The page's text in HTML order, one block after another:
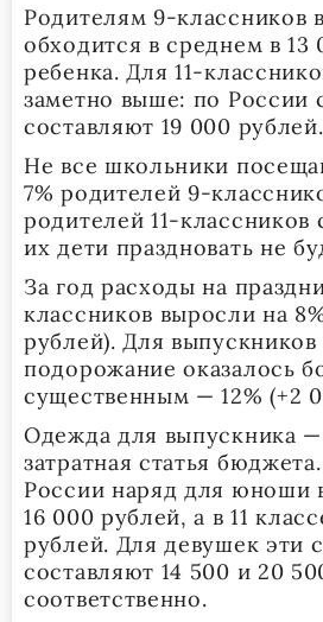
Родителям 9-классников
обходится в среднем в 13
ребенка. Для 11-
заметно выше: по России
составляют 19 000 рублей.
Не все школьники
7% родителей 9-
родителей 11-
их дети праздновать не
За год расходы на
классников выросли на
рублей). Для выпускников
подорожание оказалось
существенным — 12% (+2
Одежда для выпускника
затратная статья
России наряд для юноши
16 000 рублей, а в 11
рублей. Для девушек эти
составляют 14 500 и 20
соответственно.